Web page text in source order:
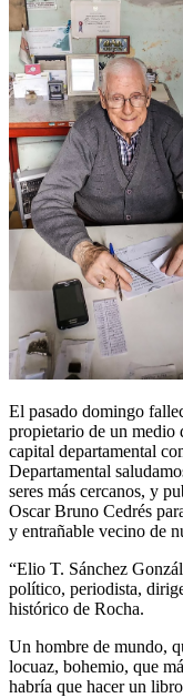
El pasado domingo
propietario de un medio
capital departamental
Departamental
seres más cercanos, y
Oscar Bruno Cedrés
y entrañable vecino de
“Elio T. Sánchez
político, periodista,
histórico de Rocha.
Un hombre de mundo,
locuaz, bohemio, que
habría que hacer un